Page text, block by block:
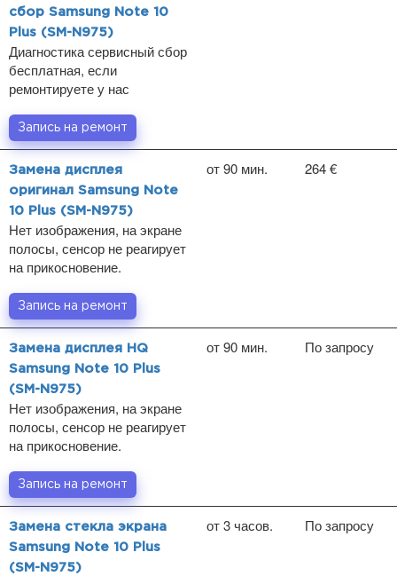
сбор Samsung Note 10
Plus (SM-N975)
Диагностика сервисный сбор
бесплатная, если
ремонтируете у нас
Запись на ремонт
Замена дисплея
оригинал Samsung Note
10 Plus (SM-N975)
Нет изображения, на экране
полосы, сенсор не реагирует
на прикосновение.
от 90 мин. 264 €
Запись на ремонт
Замена дисплея HQ
Samsung Note 10 Plus
(SM-N975)
Нет изображения, на экране
полосы, сенсор не реагирует
на прикосновение.
от 90 мин. По запросу
Запись на ремонт
Замена стекла экрана
Samsung Note 10 Plus
(SM-N975)
от 3 часов. По запросу